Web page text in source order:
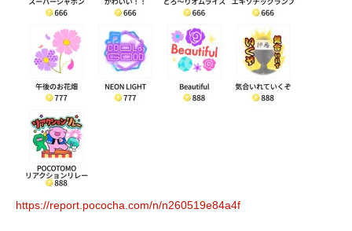
https://report.pococha.com/n/n260519e84a4f